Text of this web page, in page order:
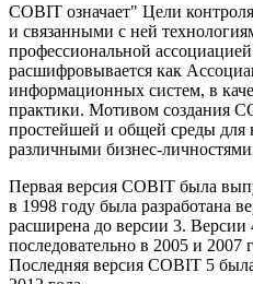
COBIT означает" Цели
и связанными с ней
профессиональной
расшифровывается как
информационных систем, в
практики. Мотивом создания
простейшей и общей среды для
различными бизнес-
Первая версия COBIT была
в 1998 году была разработана
расширена до версии 3.
последовательно в 2005 и 2007
Последняя версия COBIT 5